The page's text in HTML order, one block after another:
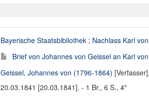
Bayerische Staatsbibliothek ; Nachlass Karl
Brief von Johannes von Geissel an Karl
Geissel, Johannes von (1796-1864)
20.03.1841 [20.03.1841]. - 1 Br., 6 S., 4"